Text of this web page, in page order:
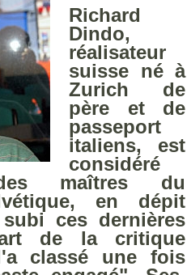
Richard
Dindo,
réalisateur
suisse né à
Zurich de
père et de
passeport
italiens, est
considéré
maîtres du
en dépit
ces dernières
de la critique
classé une fois